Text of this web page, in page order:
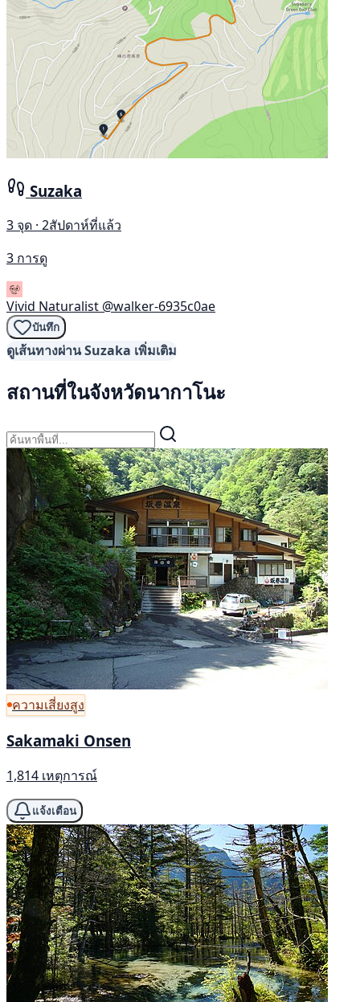
Suzaka
3 จุด · 2สัปดาห์ที่แล้ว
3 การดู
Vivid Naturalist @walker-6935c0ae
บันทึก
ดูเส้นทางผ่าน Suzaka เพิ่มเติม
สถานที่ในจังหวัดนากาโนะ
ความเสี่ยงสูง
Sakamaki Onsen
1,814 เหตุการณ์
แจ้งเตือน